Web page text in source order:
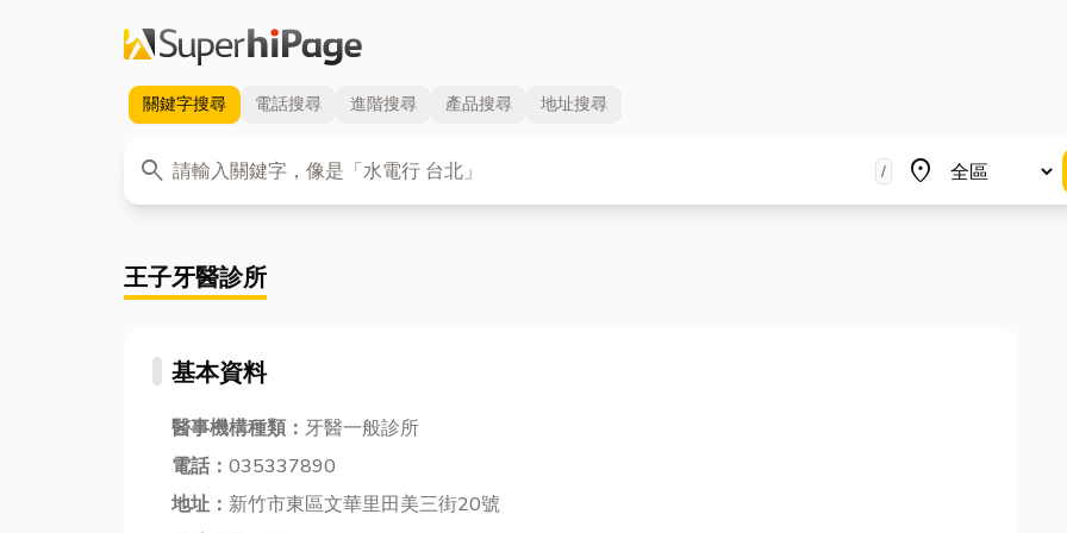
關鍵字搜尋 電話搜尋 進階搜尋 產品搜尋 地址搜尋
search
關鍵字 / place
地區
王子牙醫診所
基本資料
醫事機構種類： 牙醫一般診所
電話： 035337890
地址： 新竹市東區文華里田美三街20號